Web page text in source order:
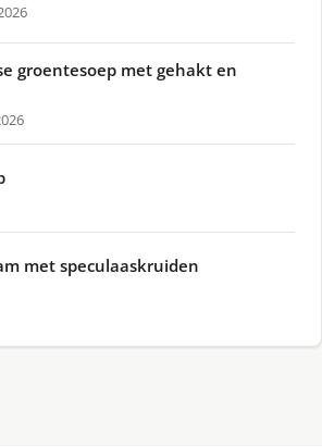
groentesoep met gehakt en
met speculaaskruiden